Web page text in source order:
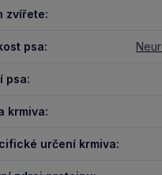
zvířete:
psa:
psa:
krmiva:
určení krmiva: